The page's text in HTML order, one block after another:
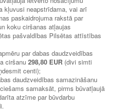
kļuvusi neapstrīdama, vai arī
paskaidrojuma rakstā par
koku ciršanas atļaujas
pašvaldības Pilsētas attīstības
par dabas daudzveidības
ciršanu 298,80 EUR (divi simti
centi);
daudzveidības samazināšanu
samaksāt, pirms būvatļaujā
atzīme par būvdarbu